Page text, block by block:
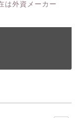
は外資メーカー